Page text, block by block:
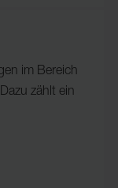
im Bereich
zählt ein